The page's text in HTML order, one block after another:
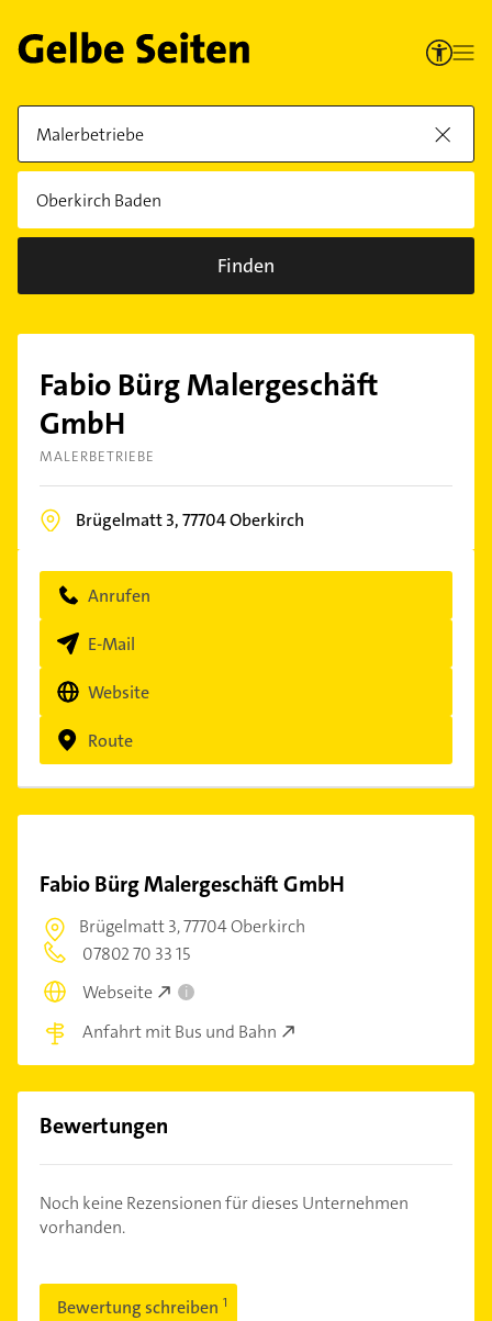
Finden
Fabio Bürg Malergeschäft
GmbH
MALERBETRIEBE
Brügelmatt 3,77704Oberkirch
Anrufen
E-Mail
Website
Route
Fabio Bürg Malergeschäft GmbH
Brügelmatt 3,77704 Oberkirch
07802 70 33 15
Webseite
i
Anfahrt mit Bus und Bahn
Bewertungen
Noch keine Rezensionen für dieses Unternehmen
vorhanden.
Bewertung schreiben